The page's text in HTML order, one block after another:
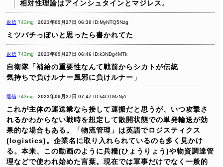
相対性理論はアインシュタインとマジレス。
返信 743mg 2023年09月27日 06:30 ID:MyNTQ5Nzg
ミツバチっぽいと思ったら書かれてた
返信 743mg 2023年09月27日 06:46 ID:k3NDg4MTk
自衛隊「補給の重要性なんて戦前からシカトが伝統
気持ちで負けルナー風邪に負けルナー」
返信 743mg 2023年09月27日 07:47 ID:k4OTMzNjA
これが主体の運送業なら接して運搬だと思うが、いつ攻撃さ
れるかわからない戦時を想定して散開状態での単発輸送が効
果的な場合もある。「物流管理」は英語でロジスティクス
(logistics)。企業名に取り入れられているのも多く見かけ
る。本来、この動画のように兵糧(ひょうりょう)や物資調達管
理などで使われ始めた言葉。現在では軍事だけでなく一般的